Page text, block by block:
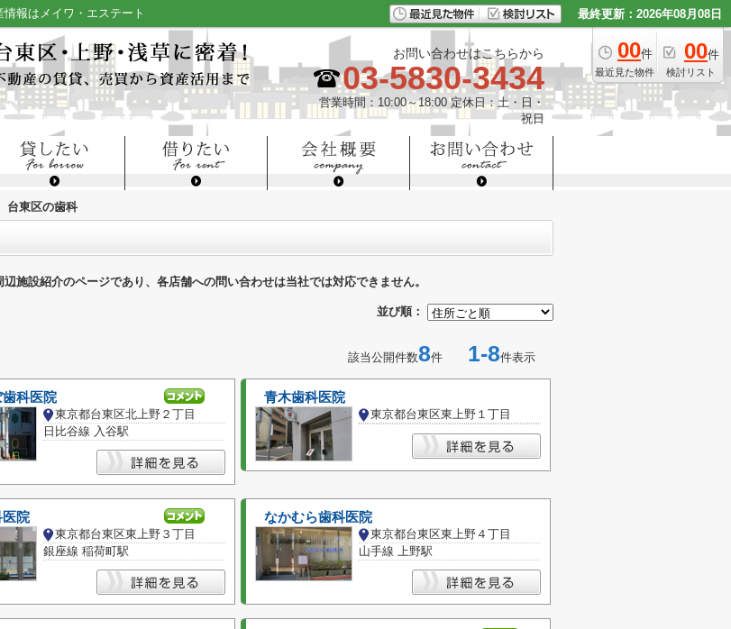
報はメイワ・エステート 最終更新：2026年08月08日
00件
最近見た物件
00件
検討リスト
お問い合わせはこちらから
03-5830-3434
営業時間：10:00～18:00 定休日：土・日・
祝日
台東区の歯科
施設紹介のページであり、各店舗への問い合わせは当社では対応できません。
並び順：
該当公開件数8件 1-8件表示
科医院
東京都台東区北上野２丁目
日比谷線 入谷駅
青木歯科医院
東京都台東区東上野１丁目
医院
東京都台東区東上野３丁目
銀座線 稲荷町駅
なかむら歯科医院
東京都台東区東上野４丁目
山手線 上野駅